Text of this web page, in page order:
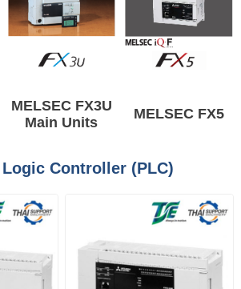
MELSEC FX3U
Main Units
MELSEC FX5
Controller (PLC)